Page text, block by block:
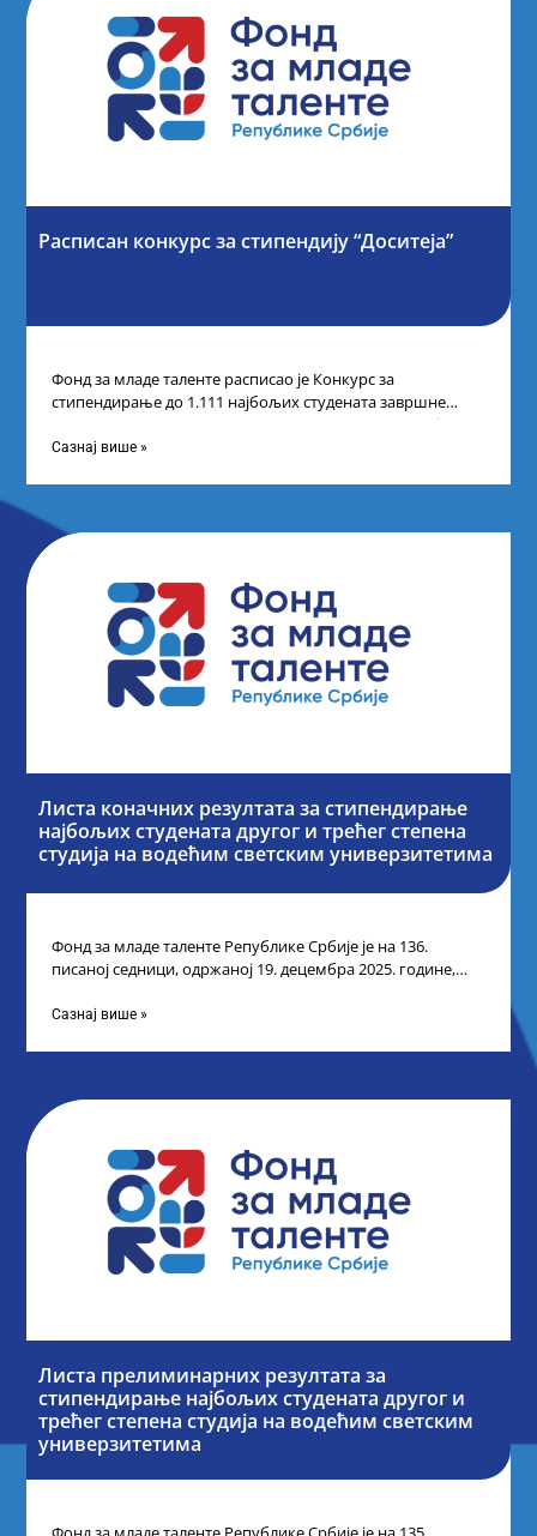
Расписан конкурс за стипендију “Доситеја”
Фонд за младе таленте расписао је Конкурс за
стипендирање до 1.111 најбољих студената завршне
године основних и интегрисаних академских студија
Сазнај више »
Листа коначних резултата за стипендирање
најбољих студената другог и трећег степена
студија на водећим светским универзитетима
Фонд за младе таленте Републике Србије је на 136.
писаној седници, одржаној 19. децембра 2025. године,
Сазнај више »
Листа прелиминарних резултата за
стипендирање најбољих студената другог и
трећег степена студија на водећим светским
универзитетима